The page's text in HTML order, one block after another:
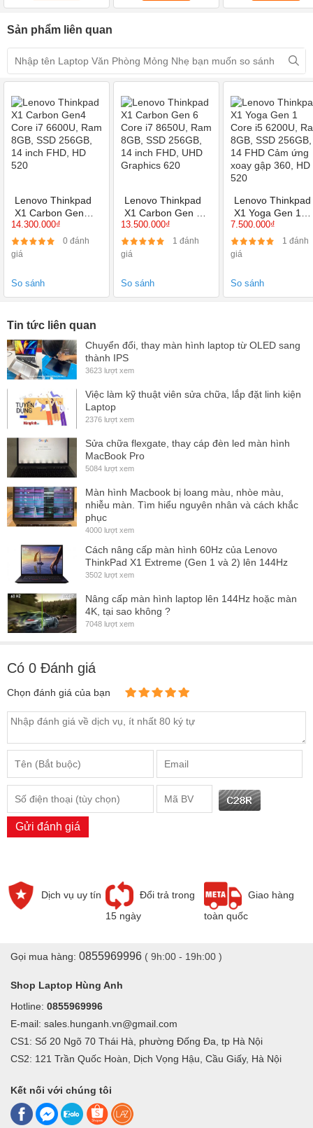
Sản phẩm liên quan
Lenovo Thinkpad
X1 Carbon Gen4
Core i7 6600U,
Ram 8GB, SSD
256GB, 14 inch
14.300.000₫
0 đánh
giá
So sánh
Lenovo Thinkpad
X1 Carbon Gen 6
Core i7 8650U,
Ram 8GB, SSD
256GB, 14 inch
13.500.000₫
1 đánh
giá
So sánh
Lenovo Thinkpad
X1 Yoga Gen 1
Core i5 6200U,
Ram 8GB, SSD
256GB, 14 FHD
7.500.000₫
1 đánh
giá
So sánh
Tin tức liên quan
Chuyển đổi, thay màn hình laptop từ OLED sang
thành IPS
3623 lượt xem
Việc làm kỹ thuật viên sửa chữa, lắp đặt linh kiện
Laptop
2376 lượt xem
Sửa chữa flexgate, thay cáp đèn led màn hình
MacBook Pro
5084 lượt xem
Màn hình Macbook bị loang màu, nhòe màu,
nhiễu màn. Tìm hiểu nguyên nhân và cách khắc
phục
4000 lượt xem
Cách nâng cấp màn hình 60Hz của Lenovo
ThinkPad X1 Extreme (Gen 1 và 2) lên 144Hz
3502 lượt xem
Nâng cấp màn hình laptop lên 144Hz hoặc màn
4K, tại sao không ?
7048 lượt xem
Có 0 Đánh giá
Chọn đánh giá của bạn
Gửi đánh giá
Dịch vụ uy tín
Đổi trả trong
15 ngày
Giao hàng
toàn quốc
Gọi mua hàng: 0855969996 ( 9h:00 - 19h:00 )
Shop Laptop Hùng Anh
Hotline: 0855969996
E-mail: sales.hunganh.vn@gmail.com
CS1: Số 20 Ngõ 70 Thái Hà, phường Đống Đa, tp Hà Nội
CS2: 121 Trần Quốc Hoàn, Dịch Vọng Hậu, Cầu Giấy, Hà Nội
Kết nối với chúng tôi